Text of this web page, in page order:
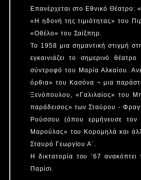
Επανέρχεται στο Εθνικό Θέατρο:
«Η ηδονή της τιμιότητας» του
«Οθέλο» του Σαίξπηρ.
Το 1958 μια σημαντική στιγμή
εγκαινιάζει το σημερινό
σύντροφό του Μαρία Αλκαίου.
όρθια» του Κασόνα ¬ μια
Ξενόπουλου, «Γαλιλαίος» του
παράδεισος» των Σταύρου -
Ρούσσου (όπου ερμήνευσε
Μαρούλας» του Κορομηλά και
Σταυρό Γεωργίου Α΄.
Η δικτατορία του ’67
Παρίσι.